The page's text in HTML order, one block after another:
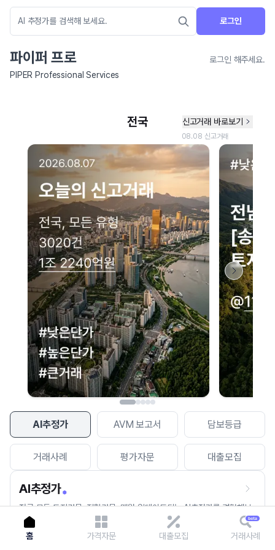
로그인
파이퍼 프로
로그인 해주세요.
PIPER Professional Services
AI추정가 AVM 보고서 담보등급
거래사례 평가자문 대출모집
AI추정가
전국 모든 토지건물, 집합건물, 매월 업데이트되는 AI추정가를 경험해보
세요.
네이버 지도 연결 안내
현재 네이버 지도 연결이 원활하지 않아 지도를 불러올 수 없습니다.
이용에 불편을 드려 죄송합니다.
다시 시도
홈 가격자문 대출모집 거래사례